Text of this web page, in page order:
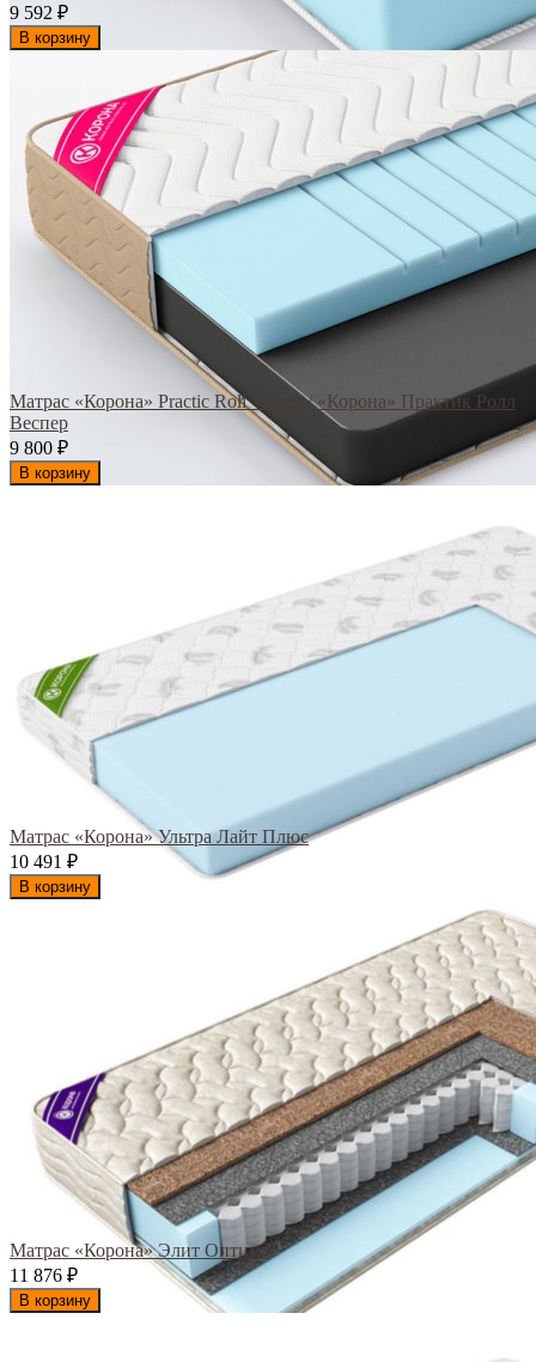
9 592 ₽
В корзину
Матрас «Корона» Practic Roll Vesper / «Корона» Практик Ролл
Веспер
9 800 ₽
В корзину
Матрас «Корона» Ультра Лайт Плюс
10 491
₽
В корзину
Матрас «Корона» Элит Оптима
11 876 ₽
В корзину